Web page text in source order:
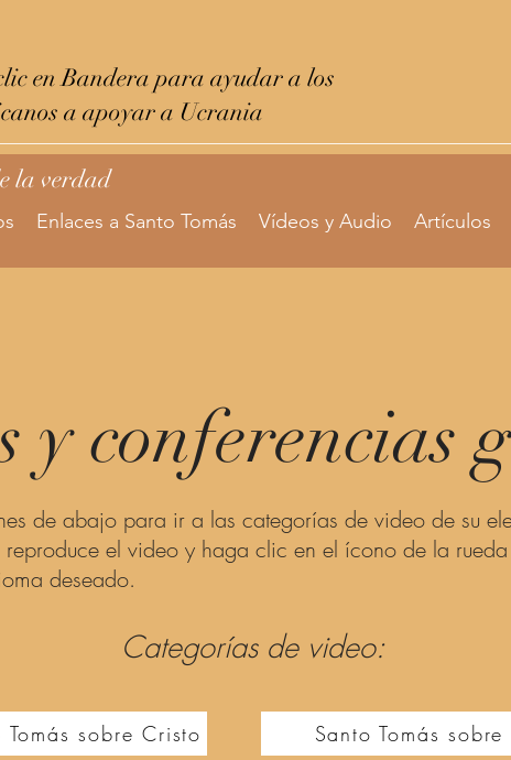
en Bandera para ayudar a los
a apoyar a Ucrania
la verdad
Enlaces a Santo Tomás Vídeos y Audio Artículos
y conferencias
de abajo para ir a las categorías de video de su
reproduce el video y haga clic en el ícono de la
deseado.
Categorías de video:
sobre Cristo Santo Tomás